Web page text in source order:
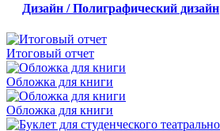
Дизайн / Полиграфический дизайн
Итоговый отчет
Обложка для книги
Обложка для книги